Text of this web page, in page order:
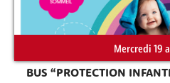
Rechercher
Mercredi 19
BUS “PROTECTION